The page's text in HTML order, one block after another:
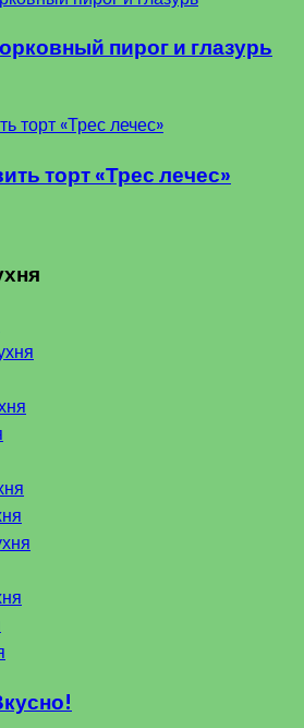
пирог и глазурь
торт «Трес лечес»